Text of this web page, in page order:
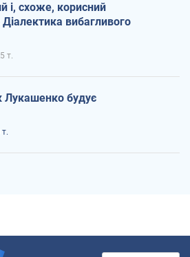
і, схоже, корисний
вибагливого
т.
Лукашенко будує